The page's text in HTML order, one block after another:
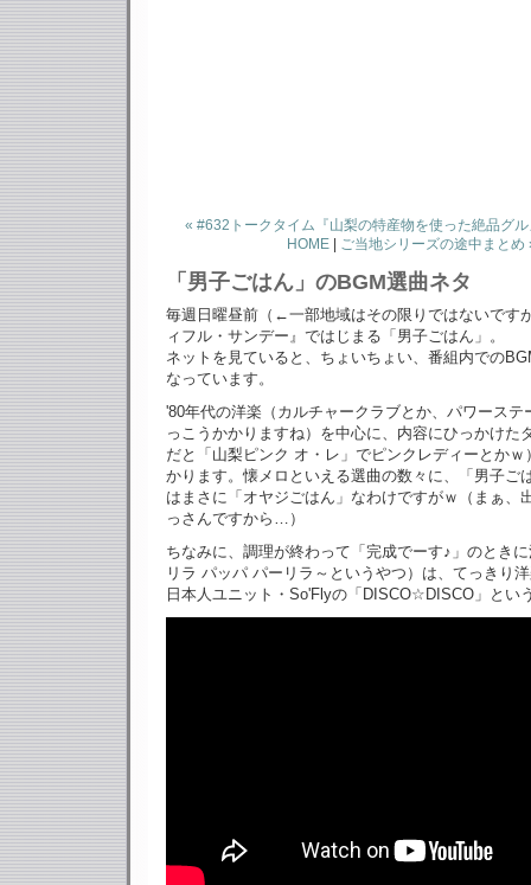
« #632トークタイム『山梨の特産物を使った絶品グ
HOME
ご当地シリーズの途中まとめ
「男子ごはん」のBGM選曲ネタ
毎週日曜昼前（←一部地域はその限りではないです
ィフル・サンデー』ではじまる「男子ごはん」。
ネットを見ていると、ちょいちょい、番組内での
なっています。
'80年代の洋楽（カルチャークラブとか、パワーステ
っこうかかりますね）を中心に、内容にひっかけた
だと「山梨ピンク オ・レ」でピンクレディーとかｗ
かります。懐メロといえる選曲の数々に、「男子ご
はまさに「オヤジごはん」なわけですがｗ（まぁ、
っさんですから…）
ちなみに、調理が終わって「完成でーす♪」のとき
リラ パッパ パーリラ～というやつ）は、てっきり
日本人ユニット・So'Flyの「DISCO☆DISCO」とい